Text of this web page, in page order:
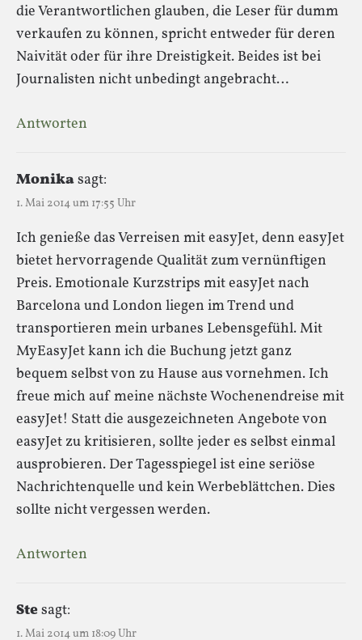
die Verantwortlichen glauben, die Leser für dumm
verkaufen zu können, spricht entweder für deren
Naivität oder für ihre Dreistigkeit. Beides ist bei
Journalisten nicht unbedingt angebracht…
Antworten
Monikasagt:
1. Mai 2014 um 17:55 Uhr
Ich genieße das Verreisen mit easyJet, denn easyJet
bietet hervorragende Qualität zum vernünftigen
Preis. Emotionale Kurzstrips mit easyJet nach
Barcelona und London liegen im Trend und
transportieren mein urbanes Lebensgefühl. Mit
MyEasyJet kann ich die Buchung jetzt ganz
bequem selbst von zu Hause aus vornehmen. Ich
freue mich auf meine nächste Wochenendreise mit
easyJet! Statt die ausgezeichneten Angebote von
easyJet zu kritisieren, sollte jeder es selbst einmal
ausprobieren. Der Tagesspiegel ist eine seriöse
Nachrichtenquelle und kein Werbeblättchen. Dies
sollte nicht vergessen werden.
Antworten
Stesagt:
1. Mai 2014 um 18:09 Uhr